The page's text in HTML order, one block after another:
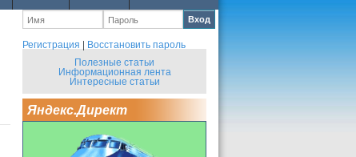
Вход
Регистрация | Восстановить пароль
Полезные статьи
Информационная лента
Интересные статьи
Яндекс.Директ